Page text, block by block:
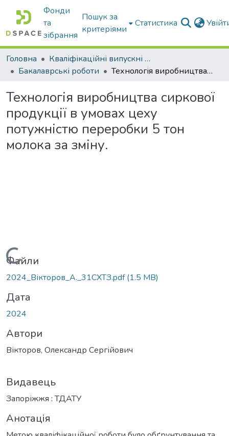
Фонди
та
зібрання
Пошук за
критеріями
Статистика
Головна
Кваліфікаційні випускні роботи бакалаврів і магістрів
Бакалаврські роботи
Технологія виробництва сиркової продукції в умовах цеху потужністю переробки 5 тон молока за зміну.
Технологія виробництва сиркової
продукції в умовах цеху
потужністю переробки 5 тон
молока за зміну.
Вантажиться...
Файли
2024_Вікторов_А._31СХТЗ.pdf(1.5 MB)
Дата
2024
Автори
Вікторов, Олександр Сергійович
Видавець
Запоріжжя : ТДАТУ
Анотація